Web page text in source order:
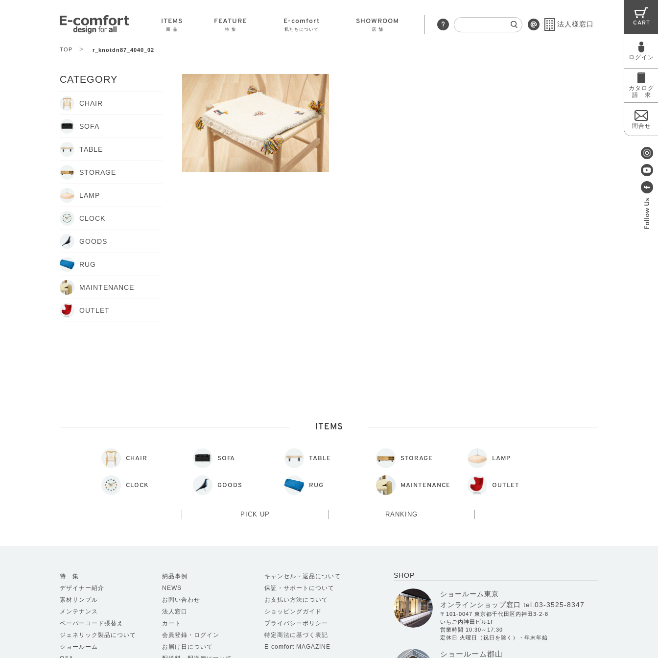
ITEMS
商 品
FEATURE
特 集
E-comfort
私たちについて
いて
SHOWROOM
店 舗
法人様窓口 CART
ログイン
カタログ
請 求
問合せ
TOP > r_knotdn87_4040_02
CATEGORY
CHAIR
SOFA
TABLE
STORAGE
LAMP
CLOCK
GOODS
RUG
MAINTENANCE
OUTLET
ITEMS
CHAIR SOFA TABLE STORAGE LAMP
CLOCK GOODS RUG MAINTENANCE OUTLET
PICK UP RANKING
SHOP
ショールーム東京
オンラインショップ窓口 tel.03-3525-8347
〒101-0047 東京都千代田区内神田3-2-8
いちご内神田ビル1F
営業時間 10:30～17:30
定休日 火曜日（祝日を除く）・年末年始
ショールーム郡山
特 集
デザイナー紹介
素材サンプル
メンテナンス
ペーパーコード張替え
ジェネリック製品について
ショールーム
納品事例
NEWS
お問い合わせ
法人窓口
カート
会員登録・ログイン
お届け日について
キャンセル・返品について
保証・サポートについて
お支払い方法について
ショッピングガイド
プライバシーポリシー
特定商法に基づく表記
E-comfort MAGAZINE